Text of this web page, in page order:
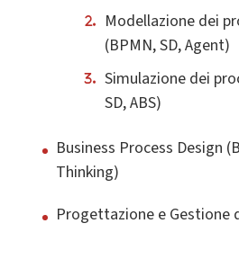
Modellazione dei
(BPMN, SD, Agent)
Simulazione dei
SD, ABS)
Business Process Design
Thinking)
Progettazione e Gestione